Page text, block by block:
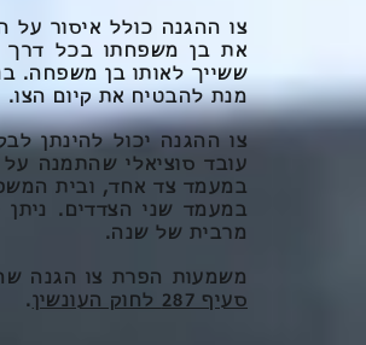
צו ההגנה כולל איסור על
את בן משפחתו בכל דרך
ששייך לאותו בן משפחה.
מנת להבטיח את קיום
צו ההגנה יכול להינתן
עובד סוציאלי שהתמנה
במעמד צד אחד, ובית
במעמד שני הצדדים.
מרבית של שנה.
משמעות הפרת צו הגנה
סעיף 287 לחוק העונשין
.